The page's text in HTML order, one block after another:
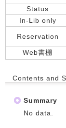
Status
In-Lib only
Reservation
Web書棚
Contents and
Summary
No data.